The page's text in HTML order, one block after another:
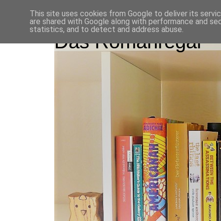
Das Romanregal
This site uses cookies from Google to deliver its
are shared with Google along with performance and
statistics, and to detect and address abuse.